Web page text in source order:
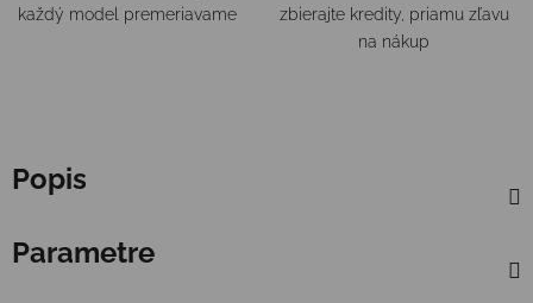
každý model premeriavame
zbierajte kredity, priamu zľavu
na nákup
Popis
Parametre